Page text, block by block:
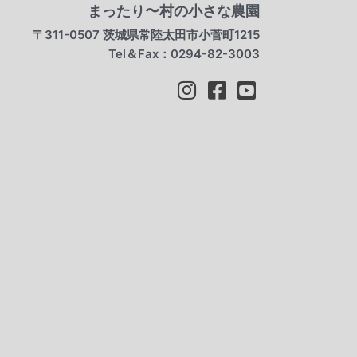
まったり〜村の小さな農園
〒311-0507 茨城県常陸太田市小菅町1215
Tel＆Fax：0294-82-3003